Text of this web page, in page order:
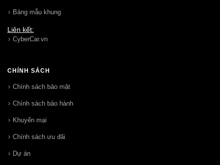
Bảng mẫu khung
Liên kết:
CyberCar.vn
CHÍNH SÁCH
Chính sách bảo mật
Chính sách bảo hành
Khuyến mại
Chính sách ưu đãi
Dự án